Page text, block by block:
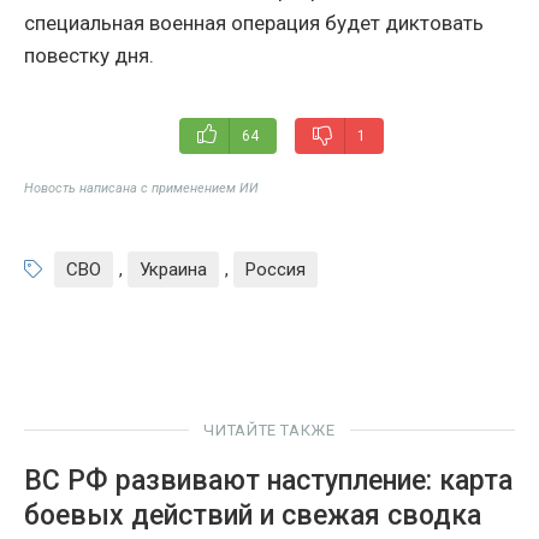
специальная военная операция будет диктовать
повестку дня.
64 1
Новость написана с применением ИИ
СВО , Украина , Россия
ЧИТАЙТЕ ТАКЖЕ
ВС РФ развивают наступление: карта
боевых действий и свежая сводка